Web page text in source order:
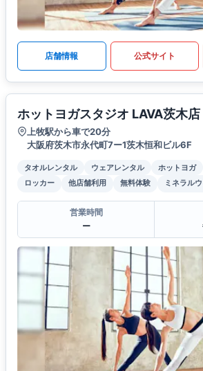
店舗情報 公式サイト
ホットヨガスタジオ LAVA茨木店
上牧駅から車で20分
大阪府茨木市永代町7ー1茨木恒和ビル6F
タオルレンタル ウェアレンタル ホットヨガ
ロッカー
他店舗利用 無料体験 ミネラル
営業時間
ー